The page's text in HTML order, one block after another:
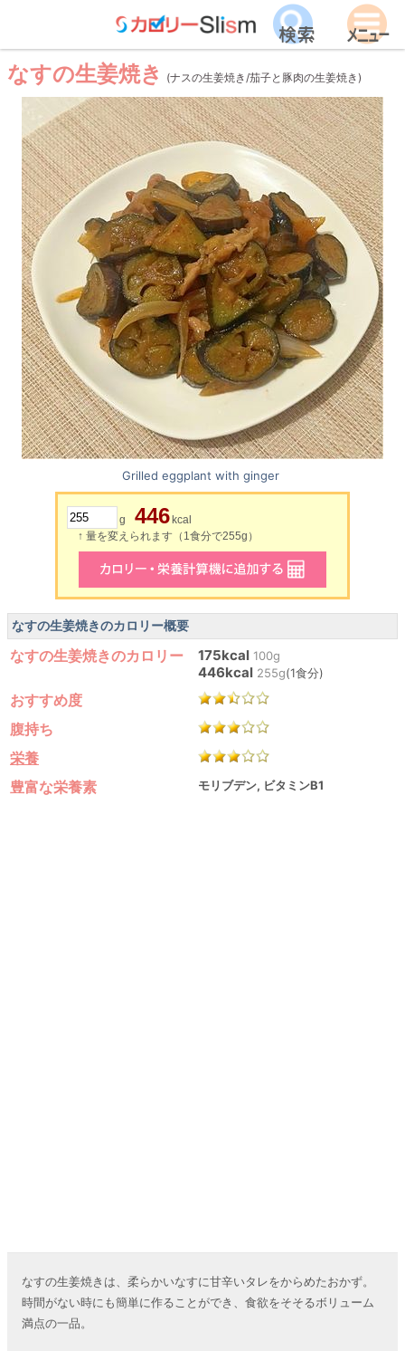
なすの生姜焼き (ナスの生姜焼き/茄子と豚肉の生姜焼き)
Grilled eggplant with ginger
g 446 kcal
↑ 量を変えられます（1食分で255g）
なすの生姜焼きのカロリー概要
なすの生姜焼きのカロリー 175kcal 100g
446kcal 255g(1食分)
おすすめ度
腹持ち
栄養
豊富な栄養素
モリブデン, ビタミンB1
なすの生姜焼きは、柔らかいなすに甘辛いタレをからめたおかず。
時間がない時にも簡単に作ることができ、食欲をそそるボリューム
満点の一品。